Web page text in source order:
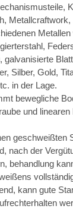
Metallen
galvanisierte
Silber, Gold,
in der Lage.
bewegliche
und
geschweißten
nach der
behandlung
kann gute